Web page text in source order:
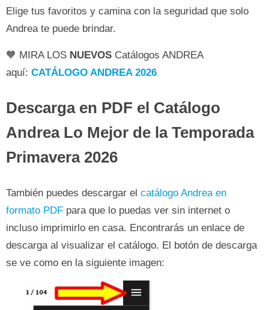
Elige tus favoritos y camina con la seguridad que solo
Andrea te puede brindar.
🧡 MIRA LOS NUEVOS Catálogos ANDREA
aquí: CATÁLOGO ANDREA 2026
Descarga en PDF el Catálogo
Andrea Lo Mejor de la Temporada
Primavera 2026
También puedes descargar el catálogo Andrea en
formato PDF para que lo puedas ver sin internet o
incluso imprimirlo en casa. Encontrarás un enlace de
descarga al visualizar el catálogo. El botón de descarga
se ve como en la siguiente imagen: